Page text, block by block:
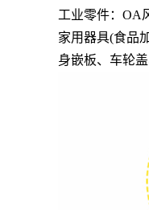
工业零件：OA
家用器具(食品
身嵌板、车轮